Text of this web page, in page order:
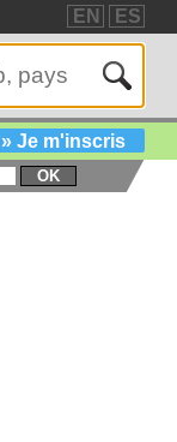
EN ES
» Je m'inscris
OK